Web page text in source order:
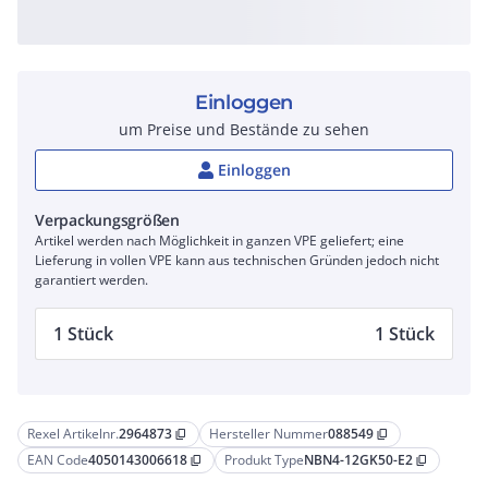
Rexel Artikelnr.2964873 content_copy Hersteller Nummer088549 content_copy
EAN Code4050143006618 content_copy Produkt TypeNBN4-12GK50-E2 content_copy
Einloggen
um Preise und Bestände zu sehen
Einloggen
Verpackungsgrößen
Artikel werden nach Möglichkeit in ganzen VPE geliefert; eine
Lieferung in vollen VPE kann aus technischen Gründen jedoch nicht
garantiert werden.
1 Stück 1 Stück